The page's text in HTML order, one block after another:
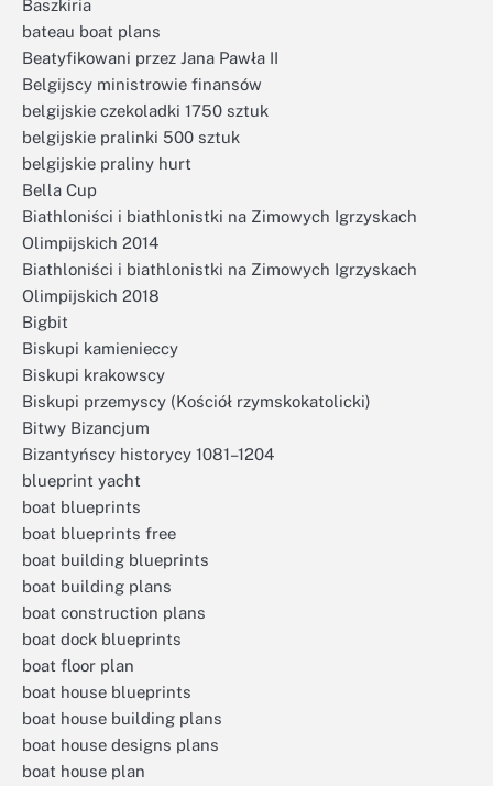
Baszkiria
bateau boat plans
Beatyfikowani przez Jana Pawła II
Belgijscy ministrowie finansów
belgijskie czekoladki 1750 sztuk
belgijskie pralinki 500 sztuk
belgijskie praliny hurt
Bella Cup
Biathloniści i biathlonistki na Zimowych Igrzyskach
Olimpijskich 2014
Biathloniści i biathlonistki na Zimowych Igrzyskach
Olimpijskich 2018
Bigbit
Biskupi kamienieccy
Biskupi krakowscy
Biskupi przemyscy (Kościół rzymskokatolicki)
Bitwy Bizancjum
Bizantyńscy historycy 1081–1204
blueprint yacht
boat blueprints
boat blueprints free
boat building blueprints
boat building plans
boat construction plans
boat dock blueprints
boat floor plan
boat house blueprints
boat house building plans
boat house designs plans
boat house plan